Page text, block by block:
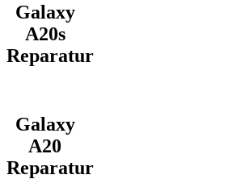
Galaxy
A20s
Reparatur
Galaxy
A20
Reparatur